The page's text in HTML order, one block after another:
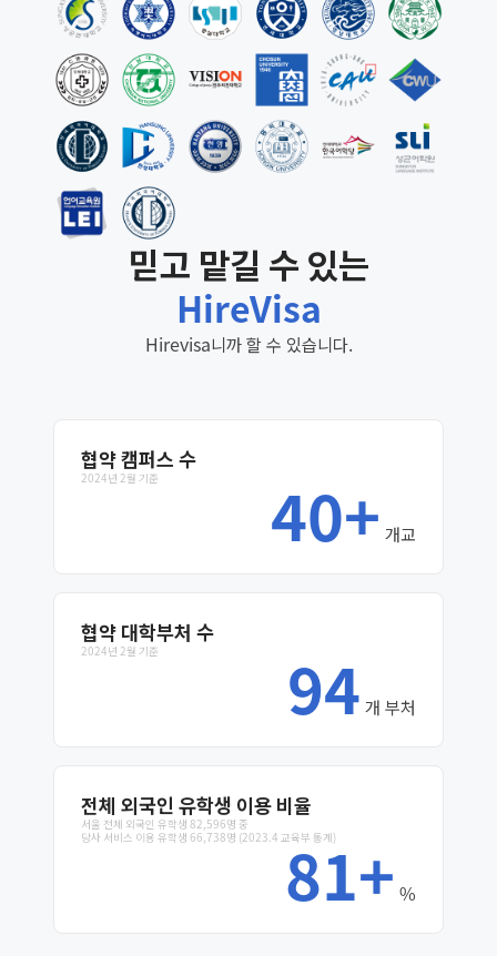
믿고 맡길 수 있는
HireVisa
Hirevisa니까 할 수 있습니다.
협약캠퍼스 수
2024년 2월 기준 40+ 개교
협약대학부처 수
2024년 2월 기준 94 개 부처
전체 외국인 유학생 이용 비율
서울 전체 외국인 유학생 82,596명 중
당사 서비스 이용 유학생 66,738명 (2023.4 교육부 통계)81+ %